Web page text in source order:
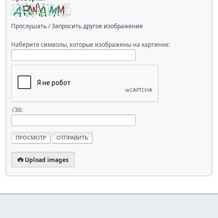
Прослушать/Запросить другое изображение
Наберите символы, которые изображены на картинке:
√36:
Upload images